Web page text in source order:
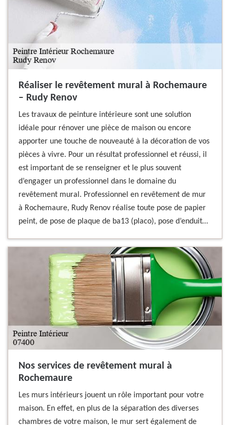
Réaliser le revêtement mural à Rochemaure
– Rudy Renov
Les travaux de peinture intérieure sont une solution
idéale pour rénover une pièce de maison ou encore
apporter une touche de nouveauté à la décoration de vos
pièces à vivre. Pour un résultat professionnel et réussi, il
est important de se renseigner et le plus souvent
d’engager un professionnel dans le domaine du
revêtement mural. Professionnel en revêtement de mur
à Rochemaure, Rudy Renov réalise toute pose de papier
peint, de pose de plaque de ba13 (placo), pose d’enduit…
Nos services de revêtement mural à
Rochemaure
Les murs intérieurs jouent un rôle important pour votre
maison. En effet, en plus de la séparation des diverses
chambres de votre maison, le mur sert également de